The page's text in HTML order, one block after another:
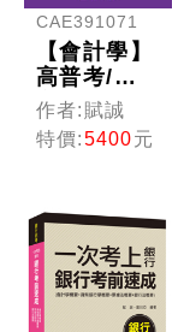
CAE391071
【會計學】
高普考/地
方特考(線
上版)
作者:賦誠
特價:5400元